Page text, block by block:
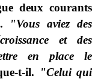
deux courants
"Vous aviez des
et des
en place le
t-il.
"Celui qui